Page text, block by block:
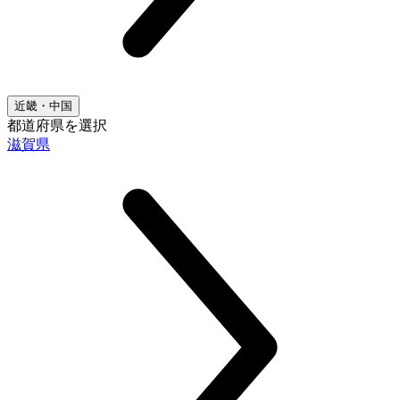
近畿・中国
都道府県を選択
滋賀県